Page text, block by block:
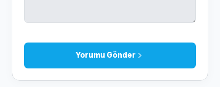
Yorumu Gönder